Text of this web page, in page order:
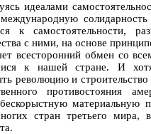
идеалами
международную
к самостоятельности,
с ними, на основе
всесторонний обмен со
к нашей стране. И
революцию и
противостояния
бескорыстную
стран третьего мира,